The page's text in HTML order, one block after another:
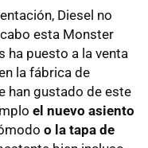
Diesel no
esta Monster
ha puesto a la venta
la fábrica de
han gustado de este
el nuevo asiento
o la tapa de